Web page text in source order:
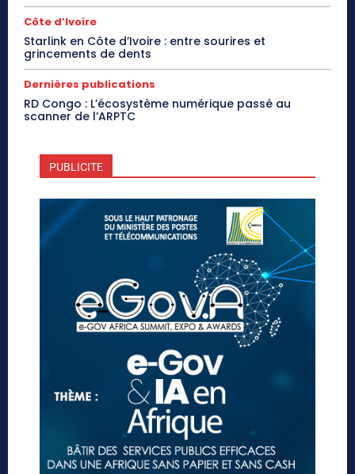
Côte d’Ivoire
Starlink en Côte d’Ivoire : entre sourires et
grincements de dents
Dernières publications
RD Congo : L’écosystème numérique passé au
scanner de l’ARPTC
PUBLICITE